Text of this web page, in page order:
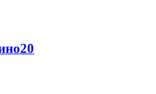
20